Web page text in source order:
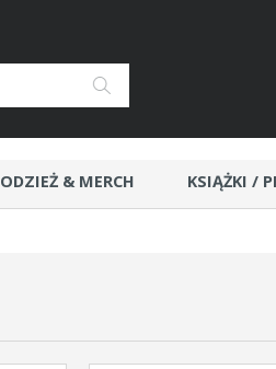
ODZIEŻ & MERCH KSIĄŻKI /